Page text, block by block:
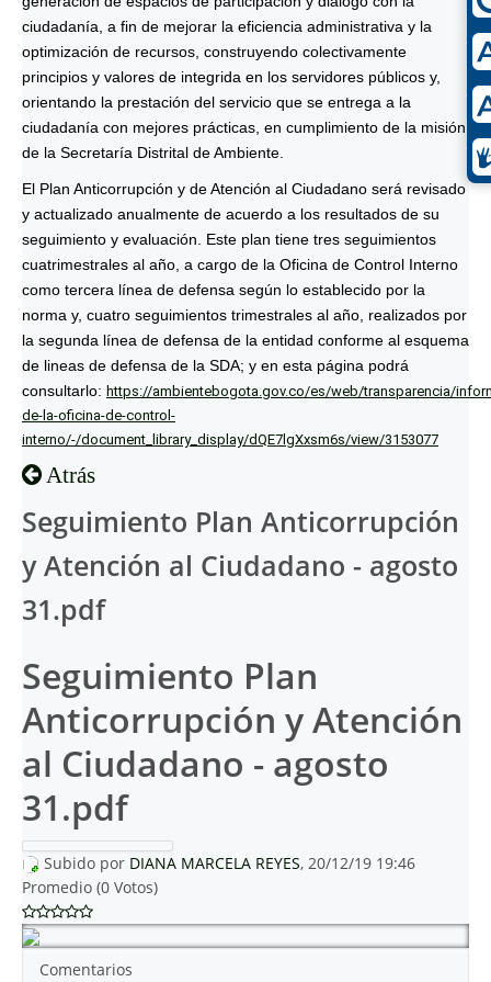
ciudadanía, a fin de mejorar la eficiencia administrativa y la
optimización de recursos, construyendo colectivamente
principios y valores de integrida en los servidores públicos y,
orientando la prestación del servicio que se entrega a la
ciudadanía con mejores prácticas, en cumplimiento de la misión
de la Secretaría Distrital de Ambiente.
El Plan Anticorrupción y de Atención al Ciudadano será revisado
y actualizado anualmente de acuerdo a los resultados de su
seguimiento y evaluación. Este plan tiene tres seguimientos
cuatrimestrales al año, a cargo de la Oficina de Control Interno
como tercera línea de defensa según lo establecido por la
norma y, cuatro seguimientos trimestrales al año, realizados por
la segunda línea de defensa de la entidad conforme al esquema
de lineas de defensa de la SDA; y en esta página podrá
consultarlo: https://ambientebogota.gov.co/es/web/transparencia/
de-la-oficina-de-control-
interno/-/document_library_display/dQE7lgXxsm6s/view/3153077
Atrás
Seguimiento Plan Anticorrupción
y Atención al Ciudadano - agosto
31.pdf
Seguimiento Plan
Anticorrupción y Atención
al Ciudadano - agosto
31.pdf
Subido por DIANA MARCELA REYES, 20/12/19 19:46
Promedio (0 Votos)
Comentarios